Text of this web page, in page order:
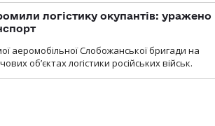
логістику окупантів: уражено
аеромобільної Слобожанської бригади на
об’єктах логістики російських військ.